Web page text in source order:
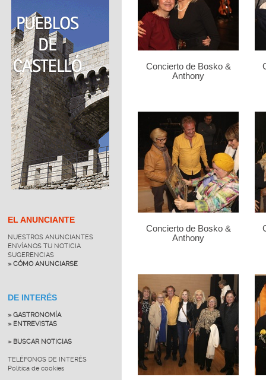
EL ANUNCIANTE
NUESTROS ANUNCIANTES
ENVÍANOS TU NOTICIA
SUGERENCIAS
» CÓMO ANUNCIARSE
DE INTERÉS
» GASTRONOMÍA
» ENTREVISTAS
» BUSCAR NOTICIAS
TELÉFONOS DE INTERÉS
Política de cookies
Concierto de Bosko &
Anthony
Concierto de Bosko &
Anthony